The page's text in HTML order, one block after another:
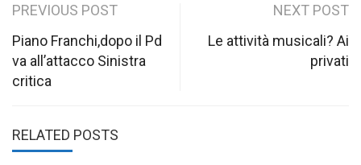
Post
navigation
PREVIOUS POST
Piano Franchi,dopo il Pd
va all’attacco Sinistra
critica
NEXT POST
Le attività musicali? Ai
privati
RELATED POSTS